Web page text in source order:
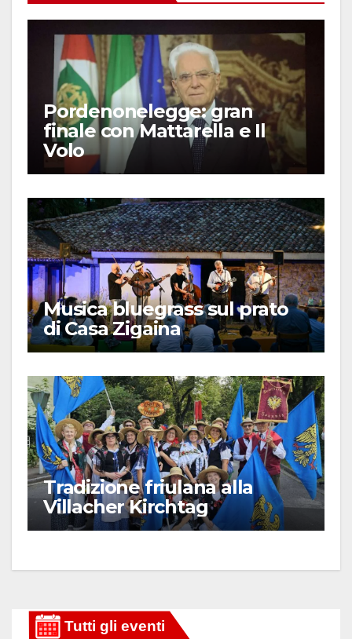
Pordenonelegge: gran
finale con Mattarella e Il
Volo
Musica bluegrass sul prato
di Casa Zigaina
Tradizione friulana alla
Villacher Kirchtag